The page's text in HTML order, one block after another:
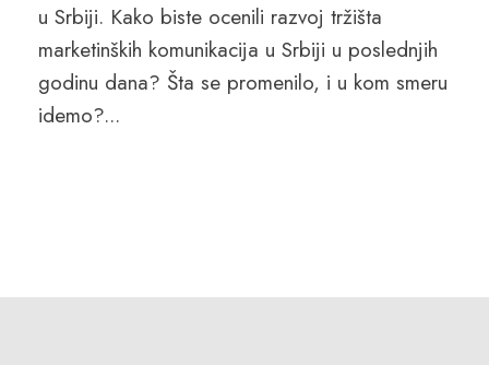
u Srbiji. Kako biste ocenili razvoj tržišta
marketinških komunikacija u Srbiji u poslednjih
godinu dana? Šta se promenilo, i u kom smeru
idemo?...